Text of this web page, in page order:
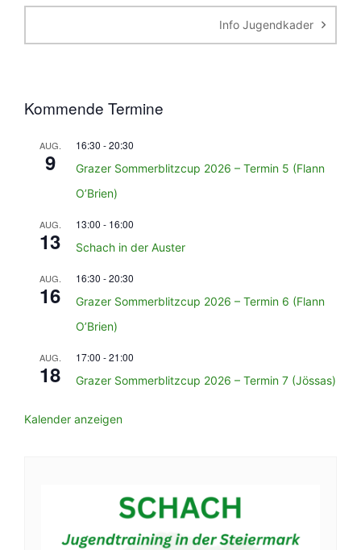
Info Jugendkader
Kommende Termine
AUG.
9
16:30 -20:30
Grazer Sommerblitzcup 2026 – Termin 5 (Flann
O’Brien)
AUG.
13
13:00 - 16:00
Schach in der Auster
AUG.
16
16:30 -20:30
Grazer Sommerblitzcup 2026 – Termin 6 (Flann
O’Brien)
AUG.
18
17:00 -21:00
Grazer Sommerblitzcup 2026 – Termin 7 (Jössas)
Kalender anzeigen